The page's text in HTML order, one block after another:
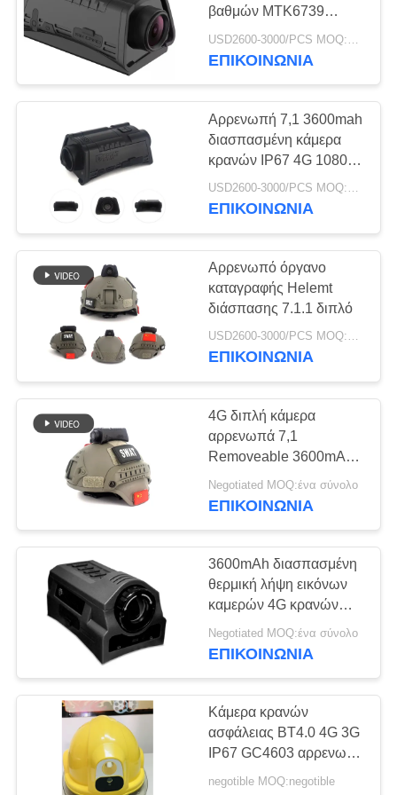
ΥΠΟΘΈΣΕΙΣ
ΖΗΤΉΣΤΕ
ΠΡΟΣΦΟΡΆ
SITEMAP
ΠΟΛΙΤΙΚΉ
ΑΠΟΡΡΉΤΟΥ
4G κάμερες
εξόρμησης
4G κινητό DVR
52
Φορτιστής
ΣΥΝΕΧΩΝ
μπαταριών
Φορεμένη σώμα
κάμερα
86
βαθμών MTK6739
320X240 HD
USD2600-3000/PCS MOQ:1pcs
ΕΠΙΚΟΙΝΩΝΊΑ
Αρρενωπή 7,1 3600mah
διασπασμένη κάμερα
κρανών IP67 4G 1080P
WIFI
USD2600-3000/PCS MOQ:1pcs
ΕΠΙΚΟΙΝΩΝΊΑ
Αρρενωπό όργανο
καταγραφής Helemt
διάσπασης 7.1.1 διπλό
USD2600-3000/PCS MOQ:1pcs
ΕΠΙΚΟΙΝΩΝΊΑ
4G διπλή κάμερα
αρρενωπά 7,1
Removeable 3600mAh
καταγραφής
Negotiated MOQ:ένα σύνολο
ΕΠΙΚΟΙΝΩΝΊΑ
3600mAh διασπασμένη
θερμική λήψη εικόνων
καμερών 4G κρανών
θερμοκρασίας
Negotiated MOQ:ένα σύνολο
ΕΠΙΚΟΙΝΩΝΊΑ
Κάμερα κρανών
ασφάλειας BT4.0 4G 3G
IP67 GC4603 αρρενωπά
7.1.1
negotible MOQ:negotible